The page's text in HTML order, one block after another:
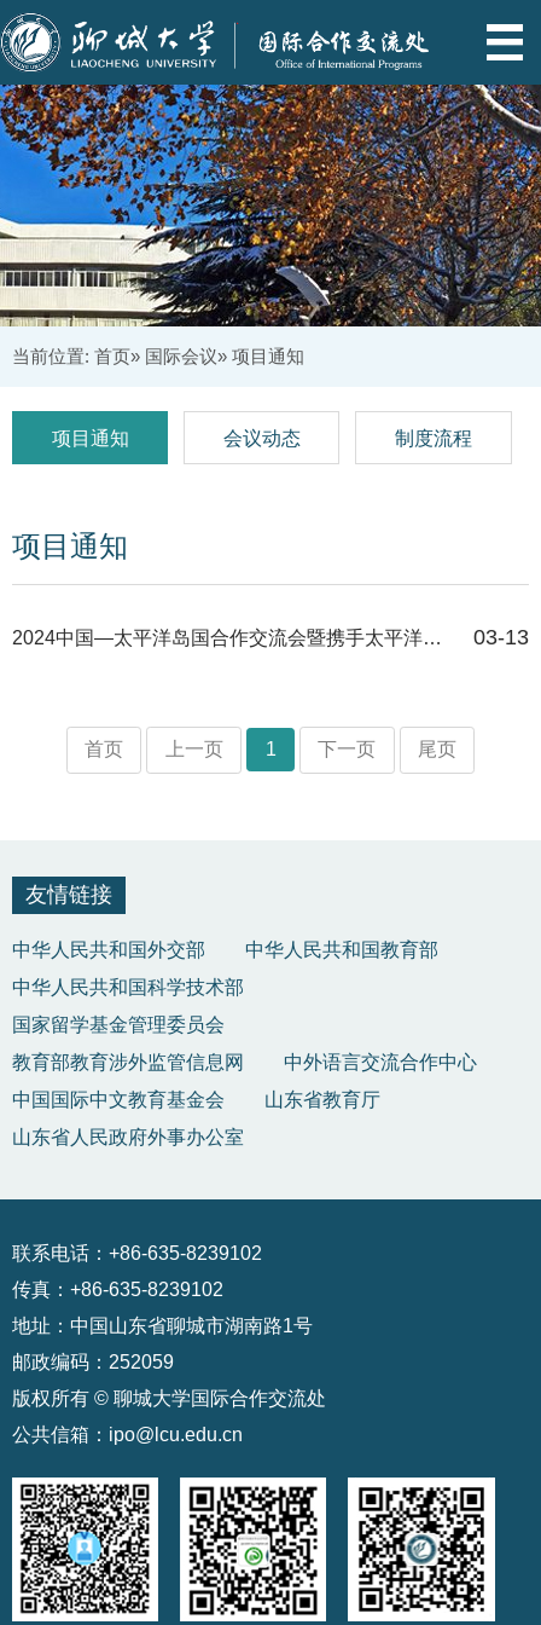
当前位置: 首页» 国际会议» 项目通知
项目通知 会议动态 制度流程
项目通知
03-13
2024中国—太平洋岛国合作交流会暨携手太平洋岛国应对气候变化对话会举行
首页 上一页 1 下一页 尾页
友情链接
中华人民共和国外交部
中华人民共和国教育部
中华人民共和国科学技术部
国家留学基金管理委员会
教育部教育涉外监管信息网
中外语言交流合作中心
中国国际中文教育基金会
山东省教育厅
山东省人民政府外事办公室
联系电话：+86-635-8239102
传真：+86-635-8239102
地址：中国山东省聊城市湖南路1号
邮政编码：252059
版权所有 © 聊城大学国际合作交流处
公共信箱：ipo@lcu.edu.cn